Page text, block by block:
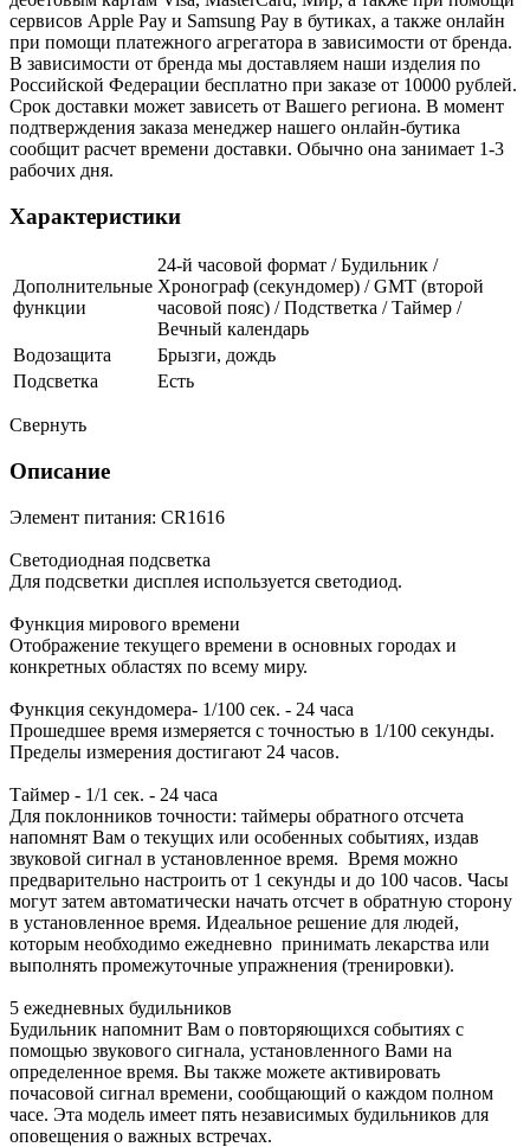
сервисов Apple Pay и Samsung Pay в бутиках, а также онлайн
при помощи платежного агрегатора в зависимости от бренда.
В зависимости от бренда мы доставляем наши изделия по
Российской Федерации бесплатно при заказе от 10000 рублей.
Срок доставки может зависеть от Вашего региона. В момент
подтверждения заказа менеджер нашего онлайн-бутика
сообщит расчет времени доставки. Обычно она занимает 1-3
рабочих дня.
Характеристики
Дополнительные
функции
24-й часовой формат / Будильник /
Хронограф (секундомер) / GMT (второй
часовой пояс) / Подстветка / Таймер /
Вечный календарь
Водозащита
Брызги, дождь
Подсветка
Есть
Свернуть
Описание
Элемент питания: CR1616
Светодиодная подсветка
Для подсветки дисплея используется светодиод.
Функция мирового времени
Отображение текущего времени в основных городах и
конкретных областях по всему миру.
Функция секундомера- 1/100 сек. - 24 часа
Прошедшее время измеряется с точностью в 1/100 секунды.
Пределы измерения достигают 24 часов.
Таймер - 1/1 сек. - 24 часа
Для поклонников точности: таймеры обратного отсчета
напомнят Вам о текущих или особенных событиях, издав
звуковой сигнал в установленное время. Время можно
предварительно настроить от 1 секунды и до 100 часов. Часы
могут затем автоматически начать отсчет в обратную сторону
в установленное время. Идеальное решение для людей,
которым необходимо ежедневно принимать лекарства или
выполнять промежуточные упражнения (тренировки).
5 ежедневных будильников
Будильник напомнит Вам о повторяющихся событиях с
помощью звукового сигнала, установленного Вами на
определенное время. Вы также можете активировать
почасовой сигнал времени, сообщающий о каждом полном
часе. Эта модель имеет пять независимых будильников для
оповещения о важных встречах.